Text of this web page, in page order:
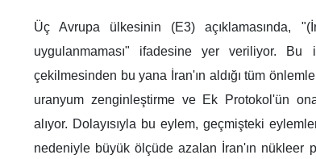
Üç Avrupa ülkesinin (E3) açıklamasında,
uygulanmaması" ifadesine yer veriliyor. Bu
çekilmesinden bu yana İran'ın aldığı tüm
uranyum zenginleştirme ve Ek Protokol'ün
alıyor. Dolayısıyla bu eylem, geçmişteki
nedeniyle büyük ölçüde azalan İran'ın nükleer